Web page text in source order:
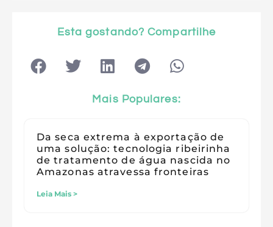
Esta gostando? Compartilhe
Mais Populares:
Da seca extrema à exportação de
uma solução: tecnologia ribeirinha
de tratamento de água nascida no
Amazonas atravessa fronteiras
Leia Mais >